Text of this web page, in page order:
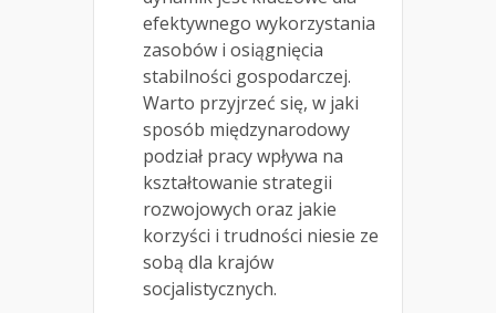
efektywnego wykorzystania
zasobów i osiągnięcia
stabilności gospodarczej.
Warto przyjrzeć się, w jaki
sposób międzynarodowy
podział pracy wpływa na
kształtowanie strategii
rozwojowych oraz jakie
korzyści i trudności niesie ze
sobą dla krajów
socjalistycznych.